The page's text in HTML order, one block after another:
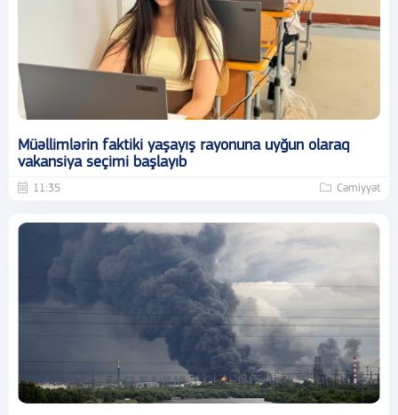
Müəllimlərin faktiki yaşayış rayonuna uyğun olaraq
vakansiya seçimi başlayıb
11:35 Cəmiyyət